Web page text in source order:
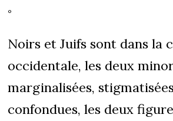
°
Noirs et Juifs sont dans la
occidentale, les deux
marginalisées,
confondues, les deux